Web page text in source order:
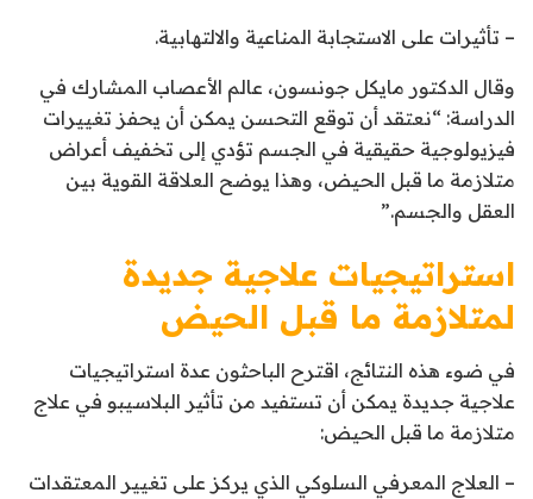
– تأثيرات على الاستجابة المناعية والالتهابية.
وقال الدكتور مايكل جونسون، عالم الأعصاب المشارك في
الدراسة: “نعتقد أن توقع التحسن يمكن أن يحفز تغييرات
فيزيولوجية حقيقية في الجسم تؤدي إلى تخفيف أعراض
متلازمة ما قبل الحيض، وهذا يوضح العلاقة القوية بين
العقل والجسم.”
استراتيجيات علاجية جديدة
لمتلازمة ما قبل الحيض
في ضوء هذه النتائج، اقترح الباحثون عدة استراتيجيات
علاجية جديدة يمكن أن تستفيد من تأثير البلاسيبو في علاج
متلازمة ما قبل الحيض:
– العلاج المعرفي السلوكي الذي يركز على تغيير المعتقدات